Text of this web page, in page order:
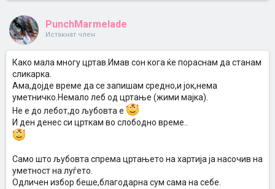
PunchMarmelade
Истакнат член
Како мала многу цртав.Имав сон кога ќе пораснам да станам
сликарка.
Ама,дојде време да се запишам средно,и јок,нема
уметничко.Немало леб од цртање (жими мајка).
Не е до лебот,до љубовта е
И ден денес си црткам во слободно време..
Само што љубовта спрема цртањето на хартија ја насочив на
уметност на луѓето.
Одличен избор беше,благодарна сум сама на себе.